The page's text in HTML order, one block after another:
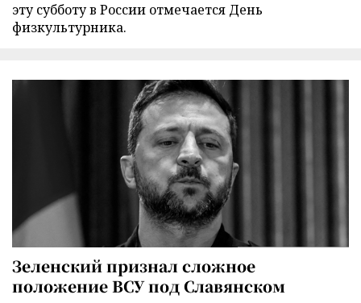
эту субботу в России отмечается День
физкультурника.
Зеленский признал сложное
положение ВСУ под Славянском